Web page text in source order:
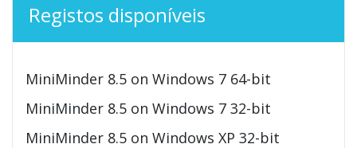
Registos disponíveis
MiniMinder 8.5 on Windows 7 64-bit
MiniMinder 8.5 on Windows 7 32-bit
MiniMinder 8.5 on Windows XP 32-bit